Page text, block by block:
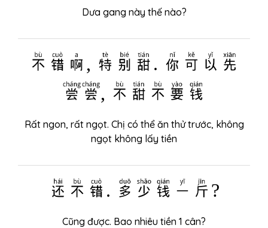
Dưa gang này thế nào?
不错啊, 特别甜. 你可以先
尝尝, 不甜不要钱
Rất ngon, rất ngọt. Chị có thể ăn thử trước, không
ngọt không lấy tiền
还不错. 多少钱一斤?
Cũng được. Bao nhiêu tiền 1 cân?